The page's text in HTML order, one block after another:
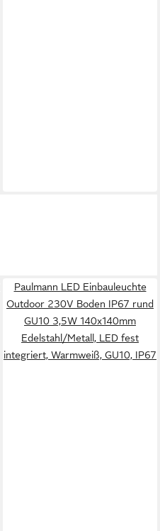
Paulmann LED Einbauleuchte
Outdoor 230V Boden IP67 rund
GU10 3,5W 140x140mm
Edelstahl/Metall, LED fest
integriert, Warmweiß, GU10, IP67